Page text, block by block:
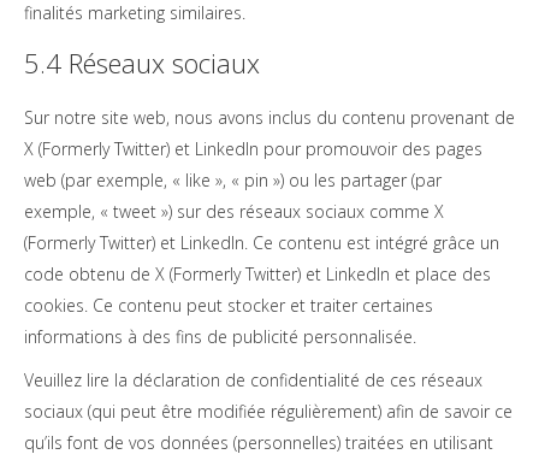
finalités marketing similaires.
5.4 Réseaux sociaux
Sur notre site web, nous avons inclus du contenu provenant de
X (Formerly Twitter) et LinkedIn pour promouvoir des pages
web (par exemple, « like », « pin ») ou les partager (par
exemple, « tweet ») sur des réseaux sociaux comme X
(Formerly Twitter) et LinkedIn. Ce contenu est intégré grâce un
code obtenu de X (Formerly Twitter) et LinkedIn et place des
cookies. Ce contenu peut stocker et traiter certaines
informations à des fins de publicité personnalisée.
Veuillez lire la déclaration de confidentialité de ces réseaux
sociaux (qui peut être modifiée régulièrement) afin de savoir ce
qu’ils font de vos données (personnelles) traitées en utilisant